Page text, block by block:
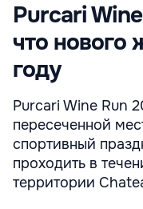
Purcari
что нового
году
Purcari Wine Run
пересеченной
спортивный
проходить в
территории